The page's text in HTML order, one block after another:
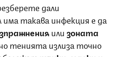
дали
такава инфекция е да
илизоната
тенията излиза точно